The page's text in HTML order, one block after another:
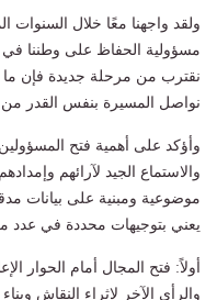
ولقد واجهنا معًا خلال السنوات
مسؤولية الحفاظ على وطننا في
نقترب من مرحلة جديدة فإن ما
نواصل المسيرة بنفس القدر من
وأؤكد على أهمية فتح
والاستماع الجيد لآرائهم
موضوعية ومبنية على بيانات
يعني بتوجيهات محددة في عدد
أولاً: فتح المجال أمام الحوار
والرأي الآخر لإثراء النقاش